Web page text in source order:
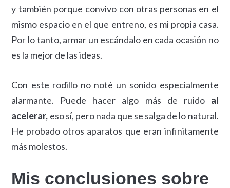
y también porque convivo con otras personas en el
mismo espacio en el que entreno, es mi propia casa.
Por lo tanto, armar un escándalo en cada ocasión no
es la mejor de las ideas.
Con este rodillo no noté un sonido especialmente
alarmante. Puede hacer algo más de ruido al
acelerar, eso sí, pero nada que se salga de lo natural.
He probado otros aparatos que eran infinitamente
más molestos.
Mis conclusiones sobre